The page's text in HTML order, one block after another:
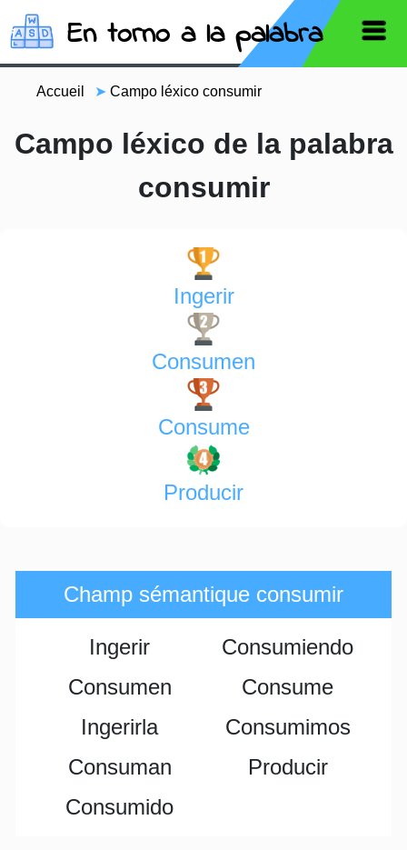
En torno a la palabra
Accueil ➤ Campo léxico consumir
Campo léxico de la palabra
consumir
Ingerir
Consumen
Consume
Producir
Champ sémantique consumir
Ingerir
Consumiendo
Consumen
Consume
Ingerirla
Consumimos
Consuman
Producir
Consumido